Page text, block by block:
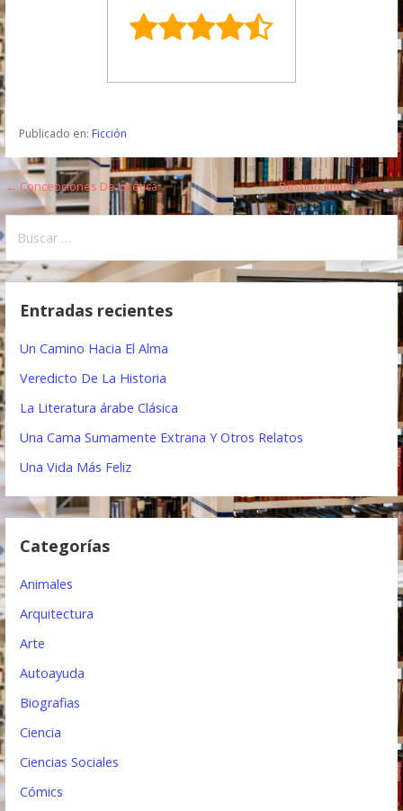
Publicado en: Ficción
N
a
v
e
a
ó
d
n
← Concepciones De La ética Destino Imperfecto →
s
Entradas recientes
Un Camino Hacia El Alma
Veredicto De La Historia
La Literatura árabe Clásica
Una Cama Sumamente Extrana Y Otros Relatos
Una Vida Más Feliz
Categorías
Animales
Arquitectura
Arte
Autoayuda
Biografias
Ciencia
Ciencias Sociales
Cómics